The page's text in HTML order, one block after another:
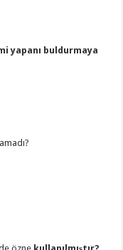
yapanı buldurmaya